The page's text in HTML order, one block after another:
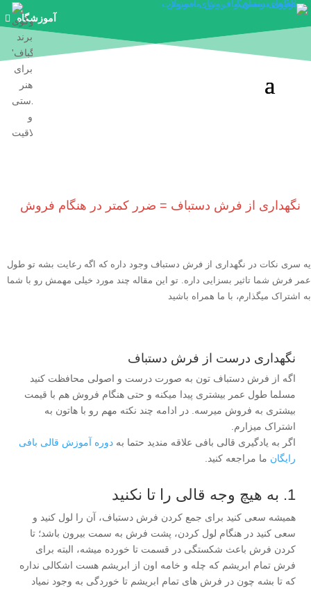
آموزشگاه
یه سری نکات در نگهداری از فرش دستباف وجود داره که اگه رعایت بشه تو طول
عمر فرش شما تاثیر بسزایی داره. تو این مقاله چند مورد خیلی مهمش رو با شما
به اشتراک میگذارم، با ما همراه باشید
نگهداری از فرش دستباف = ضرر کمتر در هنگام فروش
نگهداری درست از فرش دستباف
اگه از فرش دستباف تون به صورت درست و اصولی محافظت کنید
مسلما طول عمر بیشتری پیدا میکنه و حتی هنگام فروش هم با قیمت
بیشتری به فروش میرسه. در ادامه چند نکته مهم رو با هاتون به
اشتراک میزارم.
اگر به یادگیری قالی بافی علاقه مندید حتما بهدوره آموزش قالی بافی
رایگان ما مراجعه کنید.
1. به هیچ وجه قالی را تا نکنید
همیشه سعی کنید برای جمع کردن فرش دستباف، آن را لول کنید و
سعی کنید در هنگام لول کردن، پشت فرش به سمت بیرون باشد؛ تا
کردن فرش باعث شکستگی در قسمت تا خورده میشه، البته برای
فرش تمام ابریشم که چله و خامه اون از ابریشم هست اشکالی نداره
که تا بشه چون در فرش های تمام ابریشم تا خوردگی به وجود نمیاد